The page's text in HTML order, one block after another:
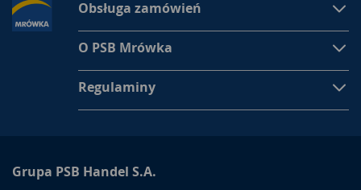
Obsługa zamówień
O PSB Mrówka
Regulaminy
Grupa PSB Handel S.A.